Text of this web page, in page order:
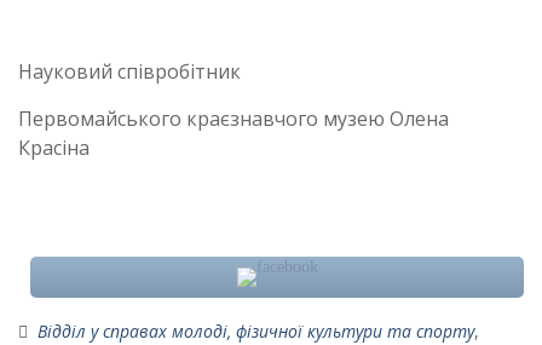
Науковий співробітник
Первомайського краєзнавчого музею Олена
Красіна
Відділ у справах молоді, фізичної культури та спорту,